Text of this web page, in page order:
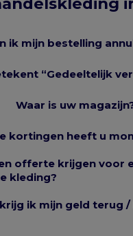
ik mijn bestelling
“Gedeeltelijk
Waar is uw
kortingen heeft u
offerte krijgen voor
kleding?
ik mijn geld terug /